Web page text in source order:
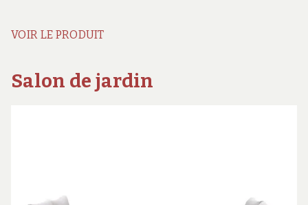
VOIR LE PRODUIT
Salon de jardin